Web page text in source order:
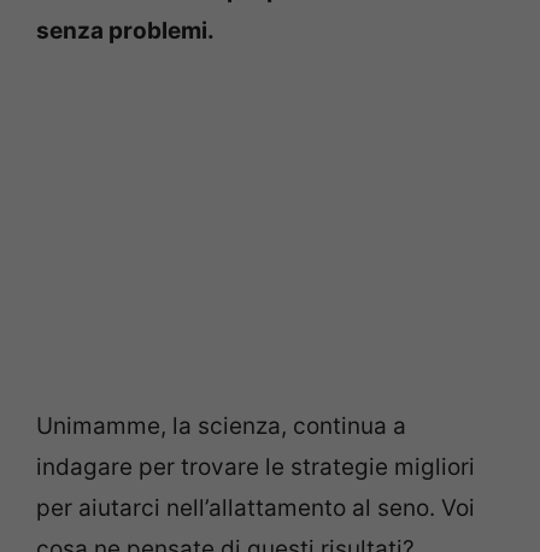
senza problemi.
Unimamme, la scienza, continua a
indagare per trovare le strategie migliori
per aiutarci nell’allattamento al seno. Voi